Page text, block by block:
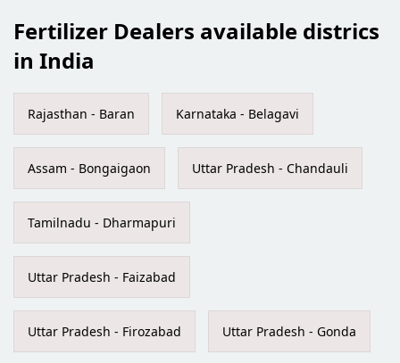
Fertilizer Dealers available districs
in India
Rajasthan - Baran Karnataka - Belagavi
Assam - Bongaigaon Uttar Pradesh - Chandauli
Tamilnadu - Dharmapuri
Uttar Pradesh - Faizabad
Uttar Pradesh - Firozabad Uttar Pradesh - Gonda